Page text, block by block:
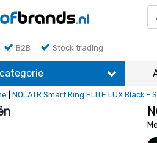
B2B Stock trading
NOLATR Smart Ring ELITE LUX Black -